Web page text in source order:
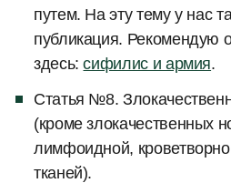
путем. На эту тему у нас
публикация. Рекомендую
здесь:сифилис и армия.
Статья №8.
(кроме злокачественных
лимфоидной,
тканей).